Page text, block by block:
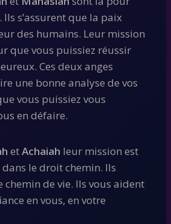
s’assurent que la paix
des humains. Leur mission
que vous puissiez réussir
Ces deux anges
une bonne analyse de vos
vous puissiez vous
en défaire.
etAchaiah leur mission est
le droit chemin. Ils
chemin de vie. Ils vous aident
en vous, en votre